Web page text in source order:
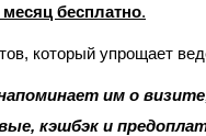
бесплатно.
который упрощает
им о
кэшбэк и